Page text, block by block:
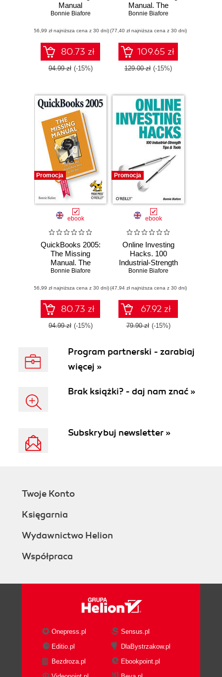
Manual
Bonnie Biafore
(56,99 zł najniższa cena z 30 dni)
80.73 zł
94.99 zł (-15%)
Manual. The
Missing Manual
Bonnie Biafore
(77,40 zł najniższa cena z 30 dni)
109.65 zł
129.00 zł (-15%)
Promocja
ebook
QuickBooks 2005:
The Missing
Manual. The
Missing Manual
Bonnie Biafore
(56,99 zł najniższa cena z 30 dni)
80.73 zł
94.99 zł (-15%)
Promocja
ebook
Online Investing
Hacks. 100
Industrial-Strength
Tips & Tools
Bonnie Biafore
(47,94 zł najniższa cena z 30 dni)
67.92 zł
79.90 zł (-15%)
Program partnerski - zarabiaj
więcej »
Brak książki? - daj nam znać »
Subskrybuj newsletter »
Twoje Konto
Księgarnia
Wydawnictwo Helion
Współpraca
Onepress.pl
Sensus.pl
Editio.pl
DlaBystrzakow.pl
Bezdroza.pl
Ebookpoint.pl